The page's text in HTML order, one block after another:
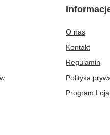
O nas
Kontakt
Regulamin
Polityka
Program